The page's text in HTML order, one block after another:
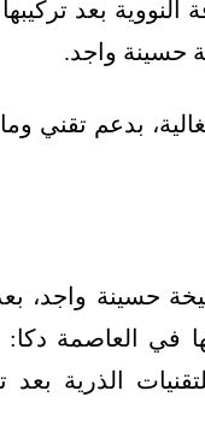
النووية بعد
حسينة واجد.
بدعم
حسينة واجد،
في العاصمة